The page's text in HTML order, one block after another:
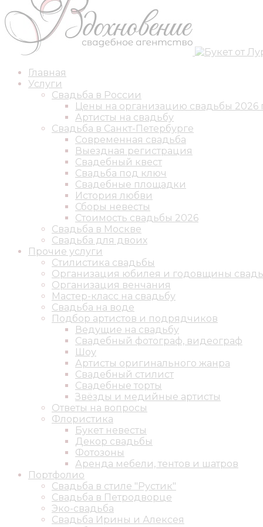
Главная
Услуги
Свадьба в России
Цены на организацию свадьбы 2026
Артисты на свадьбу
Свадьба в Санкт-Петербурге
Современная свадьба
Выездная регистрация
Свадебный квест
Свадьба под ключ
Свадебные площадки
История любви
Сборы невесты
Стоимость свадьбы 2026
Свадьба в Москве
Свадьба для двоих
Прочие услуги
Стилистика свадьбы
Организация юбилея и годовщины
Организация венчания
Мастер-класс на свадьбу
Свадьба на воде
Подбор артистов и подрядчиков
Ведущие на свадьбу
Свадебный фотограф, видеограф
Шоу
Артисты оригинального жанра
Свадебный стилист
Свадебные торты
Звёзды и медийные артисты
Ответы на вопросы
Флористика
Букет невесты
Декор свадьбы
Фотозоны
Аренда мебели, тентов и шатров
Портфолио
Свадьба в стиле "Рустик"
Свадьба в Петродворце
Эко-свадьба
Свадьба Ирины и Алексея